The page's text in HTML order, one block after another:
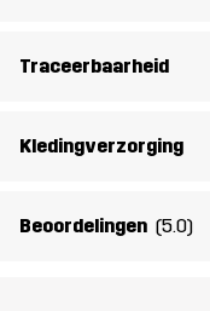
Voering
95%
Traceerbaarheid
Kledingverzorging
Beoordelingen (5.0)